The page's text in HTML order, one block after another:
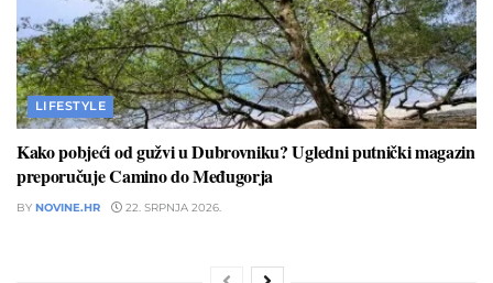
LIFESTYLE
Kako pobjeći od gužvi u Dubrovniku? Ugledni putnički magazin
preporučuje Camino do Međugorja
BY NOVINE.HR 22. SRPNJA 2026.